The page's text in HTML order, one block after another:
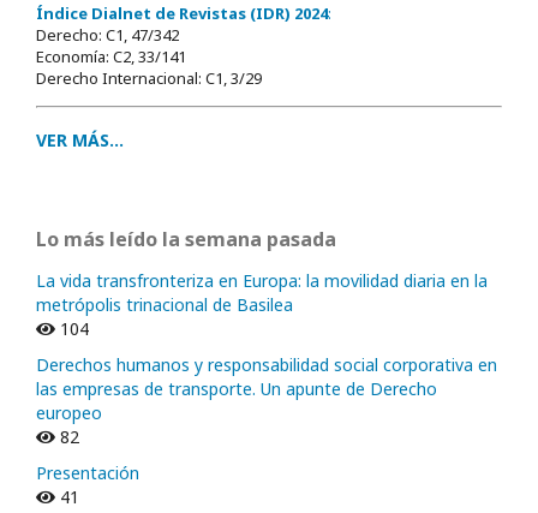
Índice Dialnet de Revistas (IDR) 2024:
Derecho: C1, 47/342
Economía: C2, 33/141
Derecho Internacional: C1, 3/29
VER MÁS...
Lo más leído la semana pasada
La vida transfronteriza en Europa: la movilidad diaria en la
metrópolis trinacional de Basilea
104
Derechos humanos y responsabilidad social corporativa en
las empresas de transporte. Un apunte de Derecho
europeo
82
Presentación
41